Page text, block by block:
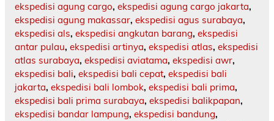
ekspedisi agung cargo, ekspedisi agung cargo jakarta,
ekspedisi agung makassar, ekspedisi agus surabaya,
ekspedisi als, ekspedisi angkutan barang, ekspedisi
antar pulau, ekspedisi artinya, ekspedisi atlas, ekspedisi
atlas surabaya, ekspedisi aviatama, ekspedisi awr,
ekspedisi bali, ekspedisi bali cepat, ekspedisi bali
jakarta, ekspedisi bali lombok, ekspedisi bali prima,
ekspedisi bali prima surabaya, ekspedisi balikpapan,
ekspedisi bandar lampung, ekspedisi bandung,